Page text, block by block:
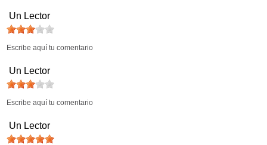
Un Lector
Escribe aquí tu comentario
Un Lector
Escribe aquí tu comentario
Un Lector